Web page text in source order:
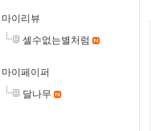
마이리뷰
셀수없는별처럼
마이페이퍼
달나무